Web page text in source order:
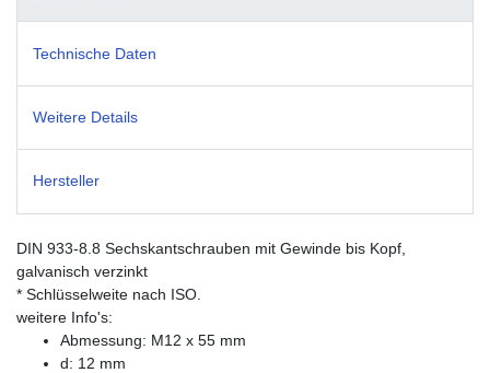
Technische Daten
Weitere Details
Hersteller
DIN 933-8.8 Sechskantschrauben mit Gewinde bis Kopf,
galvanisch verzinkt
* Schlüsselweite nach ISO.
weitere Info's:
Abmessung: M12 x 55 mm
d: 12 mm